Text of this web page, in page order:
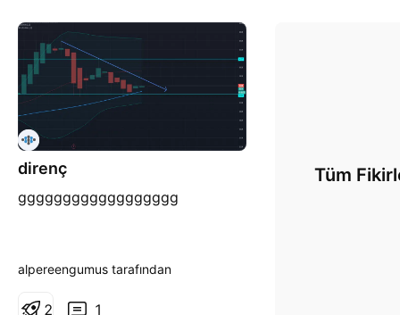
direnç
gggggggggggggggggg
alpereengumus tarafından
1
2
Tüm